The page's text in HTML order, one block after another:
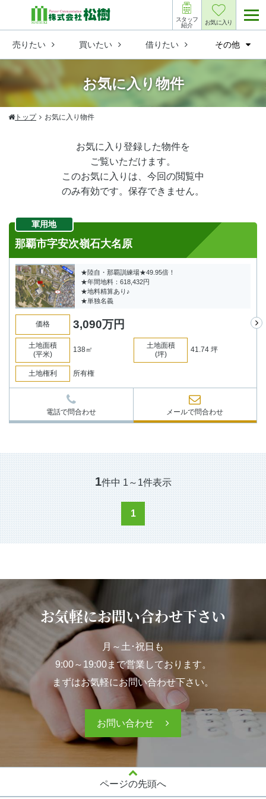
売りたい 買いたい 借りたい その他
スタッフ
紹介
お気に入り
お気に入り物件
トップ お気に入り物件
お気に入り登録した物件を
ご覧いただけます。
このお気に入りは、今回の閲覧中
のみ有効です。保存できません。
軍用地
那覇市字安次嶺石大名原
★陸自・那覇訓練場★49.95倍！
★年間地料：618,432円
★地料精算あり♪
★単独名義
価格 3,090万円
土地面積
(平米)
138㎡
土地面積
(坪)
41.74 坪
土地権利 所有権
電話で問合わせ メールで問合わせ
1件中1～1件表示
1
お気軽にお問い合わせ下さい
月～土･祝日も
9:00～19:00まで営業しております。
まずはお気軽にお問い合わせ下さい。
お問い合わせ
ページの先頭へ